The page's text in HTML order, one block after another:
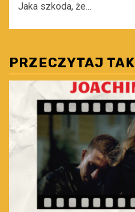
Jaka szkoda, że...
PRZECZYTAJ